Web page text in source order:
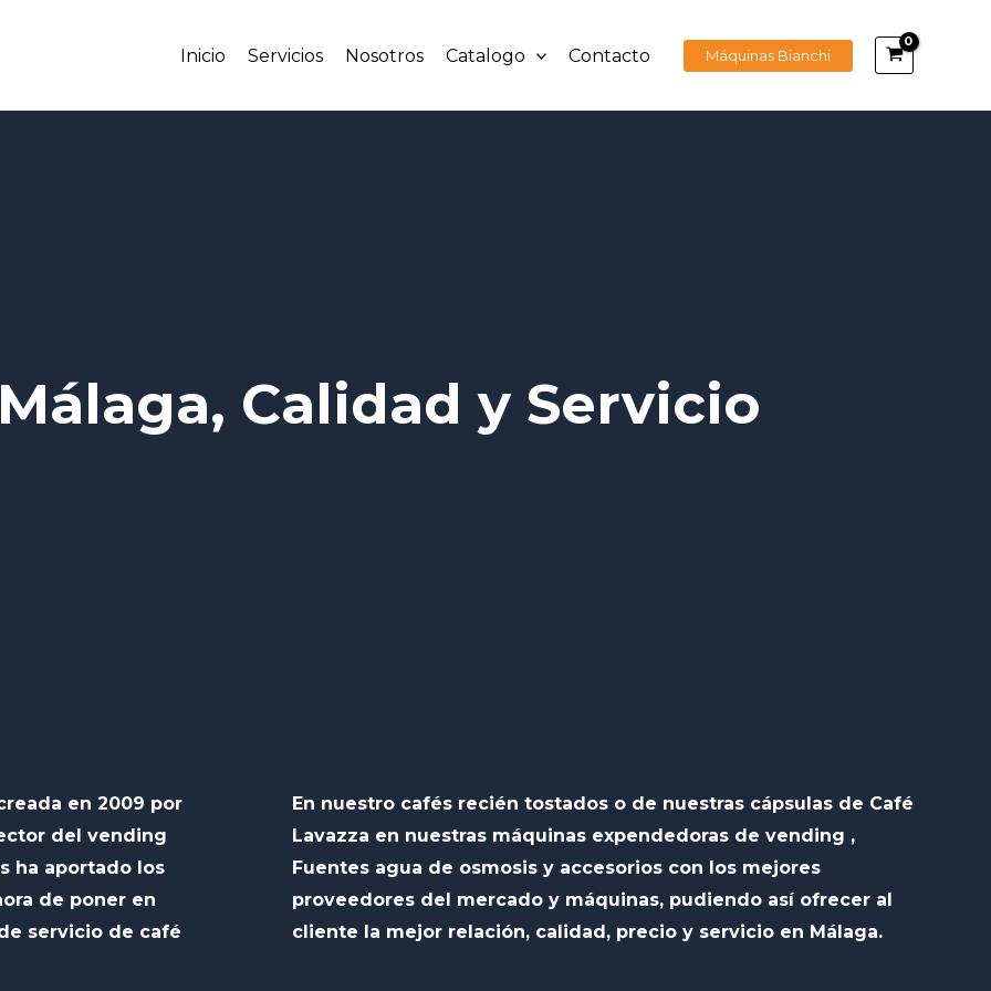
Inicio Servicios Nosotros Catalogo Contacto Máquinas Bianchi
Calidad y Servicio
en 2009 por
del vending
ha aportado los
de poner en
servicio de café
En nuestro cafés recién tostados o de nuestras cápsulas de Café
Lavazza en nuestras máquinas expendedoras de vending ,
Fuentes agua de osmosis y accesorios con los mejores
proveedores del mercado y máquinas, pudiendo así ofrecer al
cliente la mejor relación, calidad, precio y servicio en Málaga.